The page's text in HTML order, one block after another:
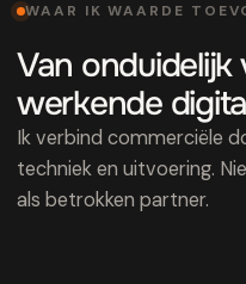
WAAR IK WAARDE
Van
werkende
Ik verbind commerciële
techniek en uitvoering.
als betrokken partner.